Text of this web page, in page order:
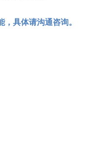
具体请沟通咨询。